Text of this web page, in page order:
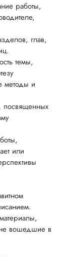
работы,
глав,
темы,
методы и
посвященных
или
вошедшие в